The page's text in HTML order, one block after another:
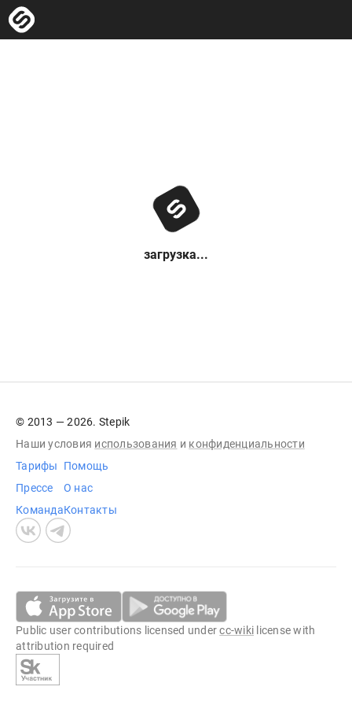
загрузка...
© 2013 — 2026. Stepik
Наши условия использования и конфиденциальности
Тарифы
Прессе
Команда
Помощь
О нас
Контакты
Public user contributions licensed undercc-wiki license with
attribution required